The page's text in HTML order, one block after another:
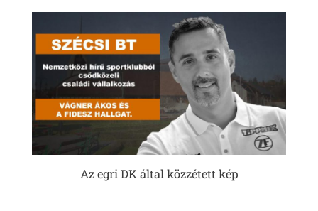
Az egri DK által közzétett kép